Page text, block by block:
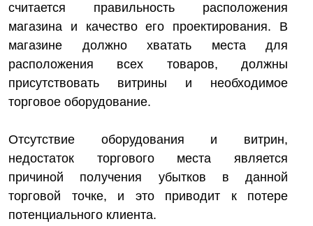
считается правильность расположения
магазина и качество его проектирования. В
магазине должно хватать места для
расположения всех товаров, должны
присутствовать витрины и необходимое
торговое оборудование.
Отсутствие оборудования и витрин,
недостаток торгового места является
причиной получения убытков в данной
торговой точке, и это приводит к потере
потенциального клиента.